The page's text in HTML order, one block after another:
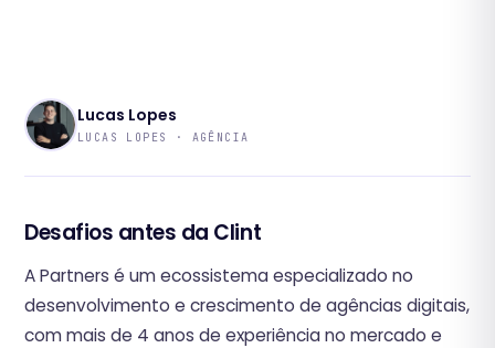
Lucas Lopes
LUCAS LOPES · AGÊNCIA
Desafios antes da Clint
A Partners é um ecossistema especializado no
desenvolvimento e crescimento de agências digitais,
com mais de 4 anos de experiência no mercado e